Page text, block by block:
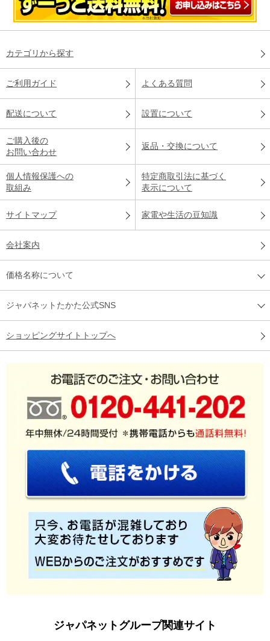
カテゴリから探す
ご利用ガイド よくある質問
配送について 設置について
ご購入後の
お問い合わせ
返品・交換について
個人情報保護への
取組み
特定商取引法に基づく
表示について
サイトマップ 家電や生活の豆知識
会社案内
価格名称について
ジャパネットたかた公式SNS
ショッピングサイトトップへ
ジャパネットグループ関連サイト